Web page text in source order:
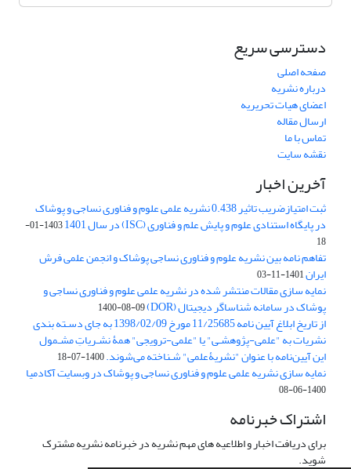
دسترسی سریع
صفحه اصلی
درباره نشریه
اعضای هیات تحریریه
ارسال مقاله
تماس با ما
نقشه سایت
آخرین اخبار
ثبت امتیازضریب تاثیر 0.438 نشریه علمی علوم و فناوری نساجی و پوشاک
در پایگاه استنادی علوم و پایش علم و فناوری (ISC) در سال 1401
1403-01-
18
تفاهم نامه بین نشریه علوم و فناوری نساجی پوشاک و انجمن علمی فرش
ایران1401-11-03
نمایه سازی مقالات منتشر شده در نشریه علمی علوم و فناوری نساجی و
پوشاک در سامانه شناساگر دیجیتال (DOR) 1400-08-09
از تاریخ ابلاغ آیین نامه 11/25685 مورخ 1398/02/09 به جای دسـته بندی
نشریات به "علمی-پژوهشـی" یا "علمی-ترویجی" همۀ نشـریاتِ مشـمول
این آیین‌نامه با عنوان "نشریۀعلمی" شـناخته می‌شوند.1400-07-18
نمایه سازی نشریه علمی علوم و فناوری نساجی و پوشاک در وبسایت آکادمیا
1400-06-08
اشتراک خبرنامه
برای دریافت اخبار و اطلاعیه های مهم نشریه در خبرنامه نشریه مشترک
شوید.